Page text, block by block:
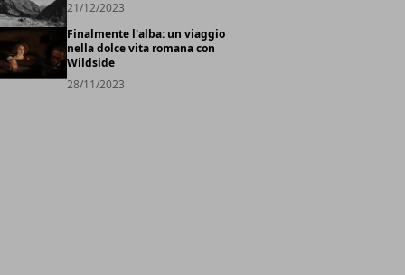
21/12/2023
Finalmente l'alba: un viaggio
nella dolce vita romana con
Wildside
28/11/2023